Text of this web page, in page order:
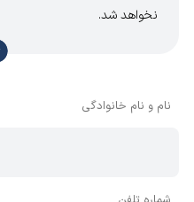
نخواهد شد.
با توجه به آن که امکان
وجود دارد، معمولا نظراتی که
نام و نام خانوادگی